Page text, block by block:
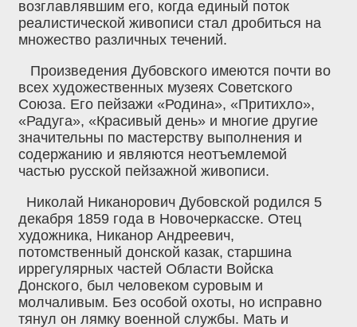
возглавлявшим его, когда единый поток
реалистической живописи стал дробиться на
множество различных течений.
Произведения Дубовского имеются почти во
всех художественных музеях Советского
Союза. Его пейзажи «Родина», «Притихло»,
«Радуга», «Красивый день» и многие другие
значительны по мастерству выполнения и
содержанию и являются неотъемлемой
частью русской пейзажной живописи.
Николай Никанорович Дубовской родился 5
декабря 1859 года в Новочеркасске. Отец
художника, Никанор Андреевич,
потомственный донской казак, старшина
иррегулярных частей Области Войска
Донского, был человеком суровым и
молчаливым. Без особой охоты, но исправно
тянул он лямку военной службы. Мать и